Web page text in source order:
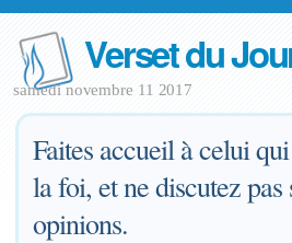
Verset du
samedi novembre 11 2017
Faites accueil à celui
la foi, et ne discutez pas
opinions.